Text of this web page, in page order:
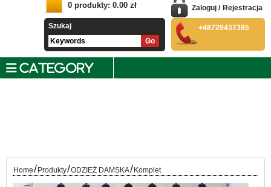
0 produkty: 0.00 zł
Szukaj
Zaloguj / Rejestracja
+48729437385
CATEGORY
Home/ Produkty/ODZIEŻ DAMSKA/ Komplet